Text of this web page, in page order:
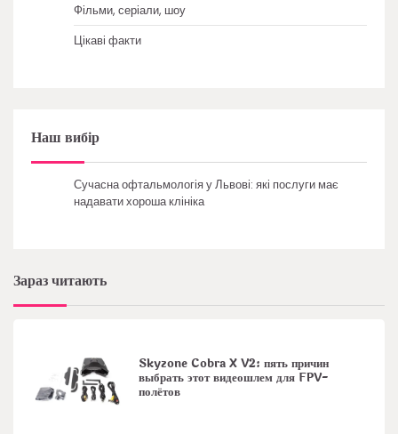
Фільми, серіали, шоу
Цікаві факти
Наш вибір
Сучасна офтальмологія у Львові: які послуги має
надавати хороша клініка
Зараз читають
Skyzone Cobra X V2: пять причин
выбрать этот видеошлем для FPV-
полётов